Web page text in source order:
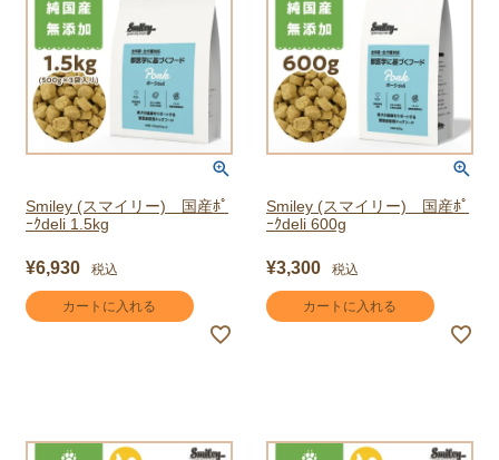
Smiley (スマイリー) 国産ﾎﾟ
ｰｸdeli 1.5kg
¥6,930 税込
カートに入れる
Smiley (スマイリー) 国産ﾎﾟ
ｰｸdeli 600g
¥3,300 税込
カートに入れる